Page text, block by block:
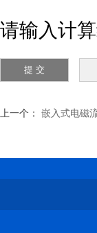
请输入计算
上一个： 嵌入式电磁